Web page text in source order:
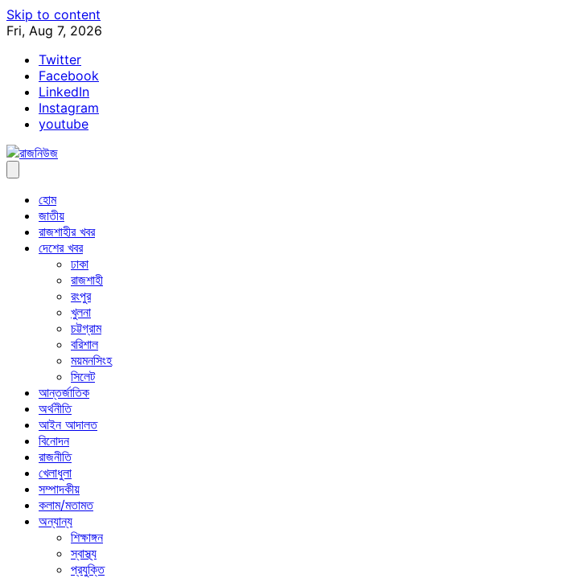
Skip to content
Fri, Aug 7, 2026
Twitter
Facebook
LinkedIn
Instagram
youtube
হোম
জাতীয়
রাজশাহীর খবর
দেশের খবর
ঢাকা
রাজশাহী
রংপুর
খুলনা
চট্টগ্রাম
বরিশাল
ময়মনসিংহ
সিলেট
আন্তর্জাতিক
অর্থনীতি
আইন আদালত
বিনোদন
রাজনীতি
খেলাধুলা
সম্পাদকীয়
কলাম/মতামত
অন্যান্য
শিক্ষাঙ্গন
স্বাস্থ্য
প্রযুক্তি